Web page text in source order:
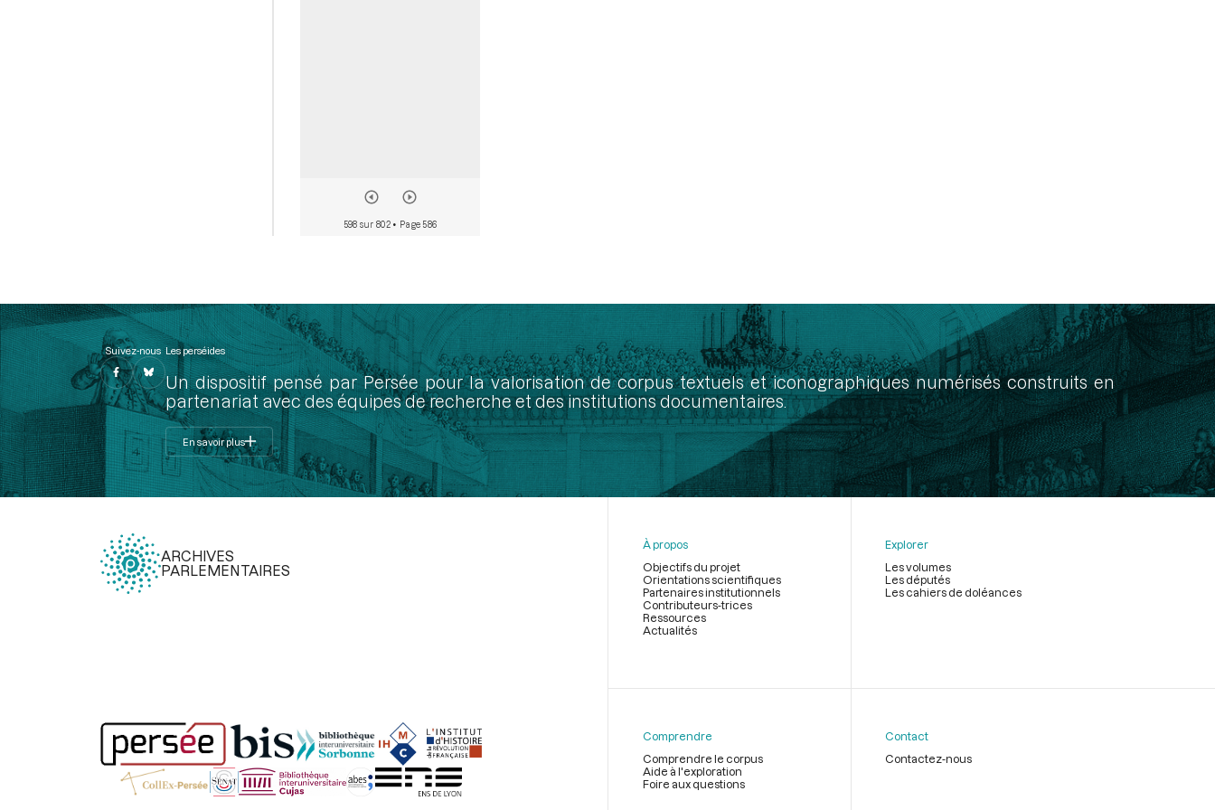
598 sur 802 • Page 586
Suivez-nous Les perséides
Un dispositif pensé par Persée pour la valorisation de corpus textuels et iconographiques numérisés construits en
partenariat avec des équipes de recherche et des institutions documentaires.
En savoir plus
ARCHIVES
PARLEMENTAIRES
page
À propos
Objectifs du projet
Orientations scientifiques
Partenaires institutionnels
Contributeurs-trices
Ressources
Actualités
Explorer
Les volumes
Les députés
Les cahiers de doléances
Comprendre
Comprendre le corpus
Aide à l'exploration
Foire aux questions
Contact
Contactez-nous